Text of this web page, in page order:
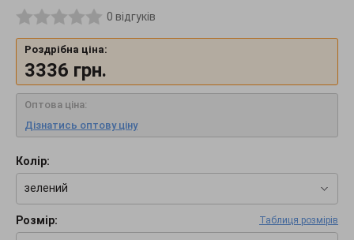
0 відгуків
Роздрібна ціна:
3336 грн.
Оптова ціна:
Дізнатись оптову ціну
Колір:
зелений
Розмір: Таблиця розмірів